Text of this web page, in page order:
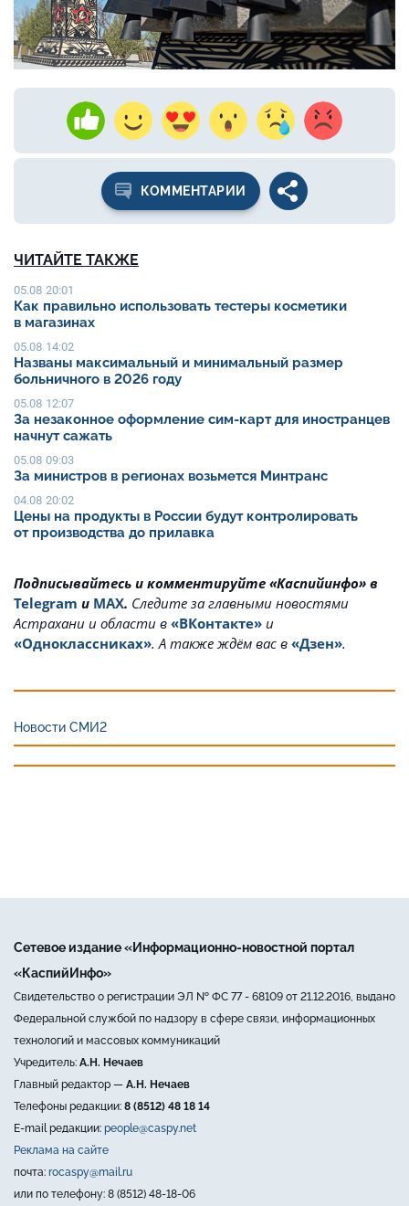
КОММЕНТАРИИ
ЧИТАЙТЕ ТАКЖЕ
05.08 20:01
Как правильно использовать тестеры косметики
в магазинах
05.08 14:02
Названы максимальный и минимальный размер
больничного в 2026 году
05.08 12:07
За незаконное оформление сим-карт для иностранцев
начнут сажать
05.08 09:03
За министров в регионах возьмется Минтранс
04.08 20:02
Цены на продукты в России будут контролировать
от производства до прилавка
Подписывайтесь и комментируйте «Каспийинфо» в
Telegram и MAX. Cледите за главными новостями
Астрахани и области в «ВКонтакте» и
«Одноклассниках». А также ждём вас в «Дзен».
Новости СМИ2
Сетевое издание «Информационно-новостной портал
«КаспийИнфо»
Свидетельство о регистрации ЭЛ № ФС 77 - 68109 от 21.12.2016, выдано
Федеральной службой по надзору в сфере связи, информационных
технологий и массовых коммуникаций
Учредитель: А.Н. Нечаев
Главный редактор — А.Н. Нечаев
Телефоны редакции: 8 (8512) 48 18 14
E-mail редакции: people@caspy.net
Реклама на сайте
почта: rocaspy@mail.ru
или по телефону: 8 (8512) 48-18-06